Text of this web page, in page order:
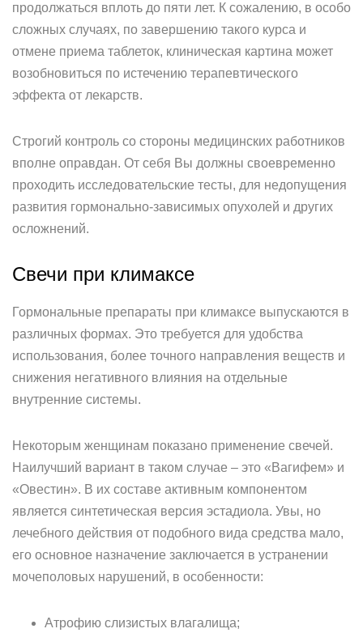
продолжаться вплоть до пяти лет. К сожалению, в особо
сложных случаях, по завершению такого курса и
отмене приема таблеток, клиническая картина может
возобновиться по истечению терапевтического
эффекта от лекарств.
Строгий контроль со стороны медицинских работников
вполне оправдан. От себя Вы должны своевременно
проходить исследовательские тесты, для недопущения
развития гормонально-зависимых опухолей и других
осложнений.
Свечи при климаксе
Гормональные препараты при климаксе выпускаются в
различных формах. Это требуется для удобства
использования, более точного направления веществ и
снижения негативного влияния на отдельные
внутренние системы.
Некоторым женщинам показано применение свечей.
Наилучший вариант в таком случае – это «Вагифем» и
«Овестин». В их составе активным компонентом
является синтетическая версия эстадиола. Увы, но
лечебного действия от подобного вида средства мало,
его основное назначение заключается в устранении
мочеполовых нарушений, в особенности:
Атрофию слизистых влагалища;